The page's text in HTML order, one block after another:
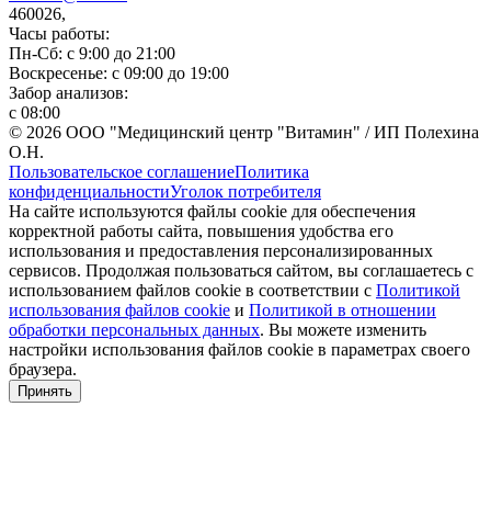
460026,
Часы работы:
Пн-Сб: с 9:00 до 21:00
Воскресенье: с 09:00 до 19:00
Забор анализов:
с 08:00
© 2026 ООО "Медицинский центр "Витамин" / ИП Полехина
О.Н.
Пользовательское соглашениеПолитика
конфиденциальностиУголок потребителя
На сайте используются файлы cookie для обеспечения
корректной работы сайта, повышения удобства его
использования и предоставления персонализированных
сервисов. Продолжая пользоваться сайтом, вы соглашаетесь с
использованием файлов cookie в соответствии с Политикой
использования файлов cookie и Политикой в отношении
обработки персональных данных. Вы можете изменить
настройки использования файлов cookie в параметрах своего
браузера.
Принять